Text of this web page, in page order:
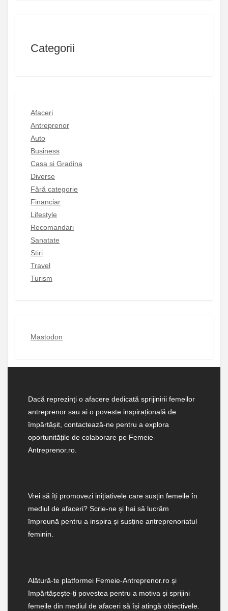
Categorii
Afaceri
Antreprenor
Auto
Business
Casa si Gradina
Diverse
Fără categorie
Financiar
Lifestyle
Recomandari
Sanatate
Stiri
Travel
Turism
Mastodon
Dacă reprezinți o afacere dedicată sprijinirii femeilor
antreprenor sau ai o poveste inspirațională de
împărtășit, contactează-ne pentru a explora
oportunitățile de colaborare pe Femeie-
Antreprenor.ro.
Vrei să îți promovezi inițiativele care susțin femeile în
mediul de afaceri? Scrie-ne și hai să lucrăm
împreună pentru a inspira și susține antreprenoriatul
feminin.
Alătură-te platformei Femeie-Antreprenor.ro și
împărtășește-ți povestea pentru a motiva și sprijini
femeile din mediul de afaceri să își atingă obiectivele.